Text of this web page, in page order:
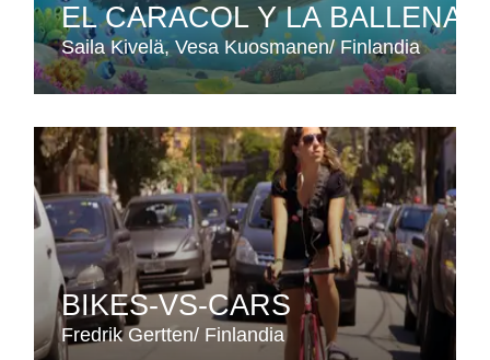
EL CARACOL Y LA BALLENA
Saila Kivelä Vesa Kuosmanen Finlandia
BIKES-VS-CARS
Fredrik Gertten Finlandia